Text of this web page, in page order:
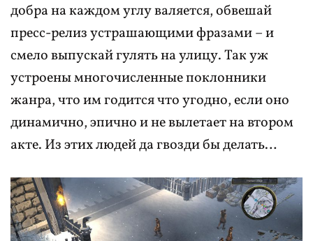
добра на каждом углу валяется, обвешай
пресс-релиз устрашающими фразами – и
смело выпускай гулять на улицу. Так уж
устроены многочисленные поклонники
жанра, что им годится что угодно, если оно
динамично, эпично и не вылетает на втором
акте. Из этих людей да гвозди бы делать…